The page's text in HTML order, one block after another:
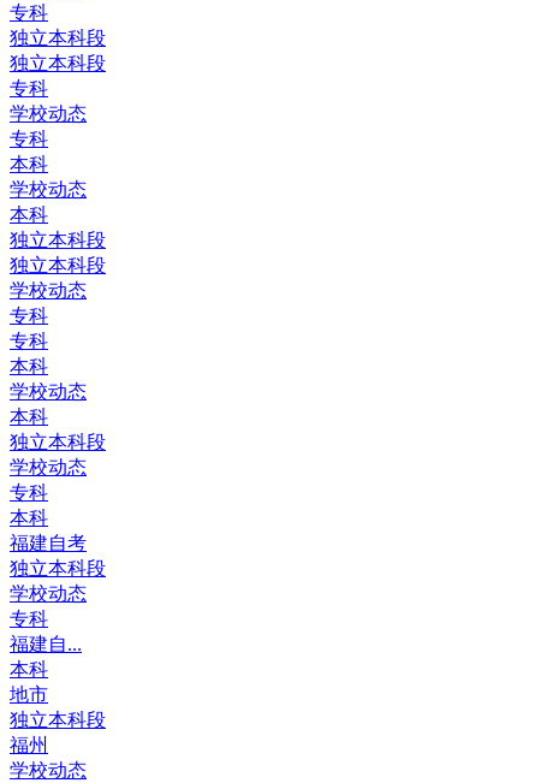
专科
独立本科段
独立本科段
专科
学校动态
专科
本科
学校动态
本科
独立本科段
独立本科段
学校动态
专科
专科
本科
学校动态
本科
独立本科段
学校动态
专科
本科
福建自考
独立本科段
学校动态
专科
福建自...
本科
地市
独立本科段
福州
学校动态